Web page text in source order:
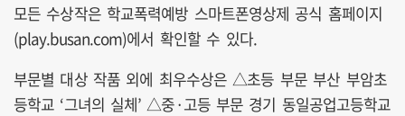
모든 수상작은 학교폭력예방 스마트폰영상제 공식 홈페이지
(play.busan.com)에서 확인할 수 있다.
부문별 대상 작품 외에 최우수상은 △초등 부문 부산 부암초
등학교 ‘그녀의 실체’ △중·고등 부문 경기 동일공업고등학교